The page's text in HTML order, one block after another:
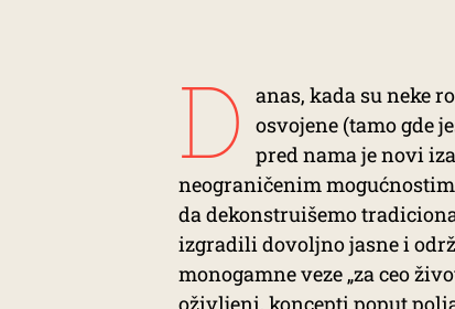
D
anas, kada su neke
osvojene (tamo gde
pred nama je novi
neograničenim
da dekonstruišemo
izgradili dovoljno jasne i
monogamne veze „za ceo
oživljeni, koncepti poput